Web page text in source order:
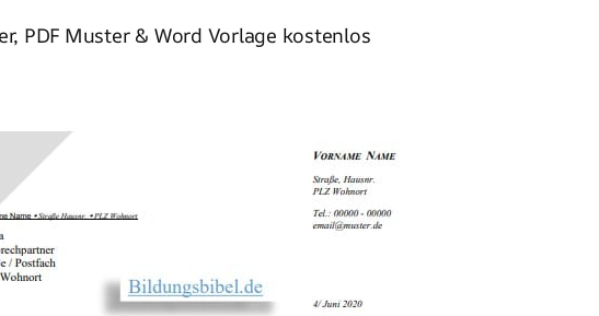
PDF Muster & Word Vorlage kostenlos